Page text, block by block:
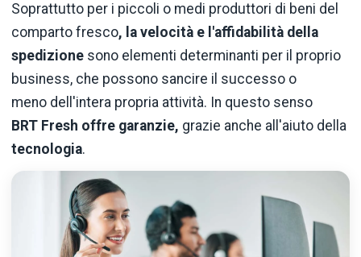
Soprattutto per i piccoli o medi produttori di beni del
comparto fresco, la velocità e l'affidabilità della
spedizione sono elementi determinanti per il proprio
business, che possono sancire il successo o
meno dell'intera propria attività. In questo senso
BRT Fresh offre garanzie, grazie anche all'aiuto della
tecnologia.